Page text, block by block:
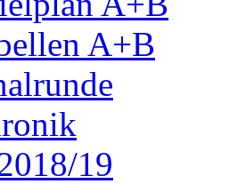
A+B
19